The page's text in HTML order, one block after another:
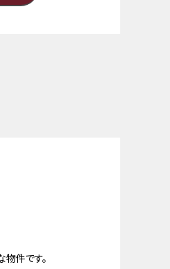
件です。